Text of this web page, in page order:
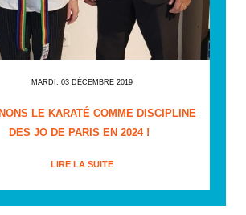
MARDI, 03 DÉCEMBRE 2019
LE KARATÉ COMME DISCIPLINE
DES JO DE PARIS EN 2024 !
LIRE LA SUITE